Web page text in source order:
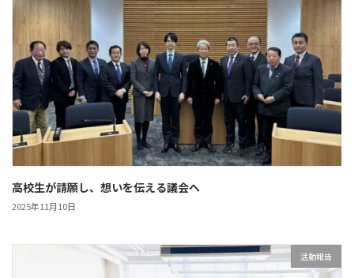
高校生が請願し、想いを伝える議会へ
2025年11月10日
活動報告